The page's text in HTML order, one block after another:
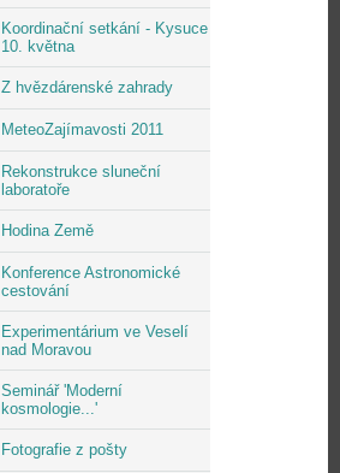
Koordinační setkání - Kysuce
10. května
Z hvězdárenské zahrady
MeteoZajímavosti 2011
Rekonstrukce sluneční
laboratoře
Hodina Země
Konference Astronomické
cestování
Experimentárium ve Veselí
nad Moravou
Seminář 'Moderní
kosmologie...'
Fotografie z pošty